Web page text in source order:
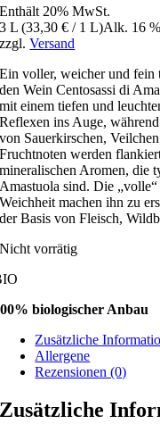
Enthält 20% MwSt.
3 L (33,30€ / 1 L)Alk. 16
zzgl.Versand
Ein voller, weicher und
den Wein Centosassi di
mit einem tiefen und
Reflexen ins Auge,
von Sauerkirschen,
Fruchtnoten werden
mineralischen Aromen, die
Amastuola sind. Die
Weichheit machen ihn zu
der Basis von Fleisch,
Nicht vorrätig
biologischer Anbau
Zusätzliche
Allergene
Rezensionen (0)
Zusätzliche